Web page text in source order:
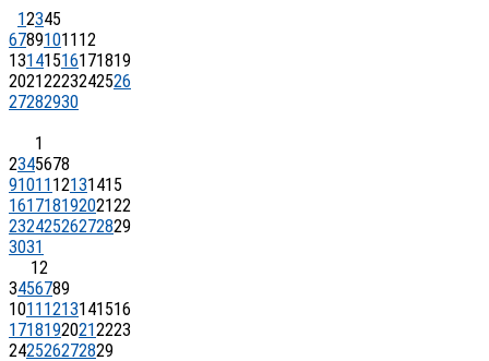
12345
67891011 12
13141516171819
20212223242526
27282930
1
2345678
91011 12131415
16171819202122
23242526272829
3031
12
3456789
1011 1213141516
17181920212223
242526272829